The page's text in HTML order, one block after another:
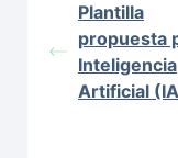
Plantilla
propuesta
Inteligencia
Artificial